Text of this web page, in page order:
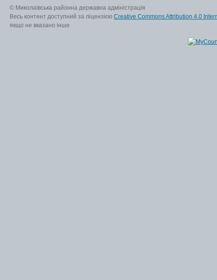
© Миколаївська районна державна адміністрація
Весь контент доступний за ліцензією Creative Commons Attribution 4.0
якщо не вказано інше